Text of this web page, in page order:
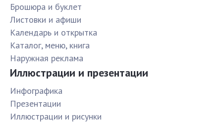
Брошюра и буклет
Листовки и афиши
Календарь и открытка
Каталог, меню, книга
Наружная реклама
Иллюстрации и презентации
Инфографика
Презентации
Иллюстрации и рисунки